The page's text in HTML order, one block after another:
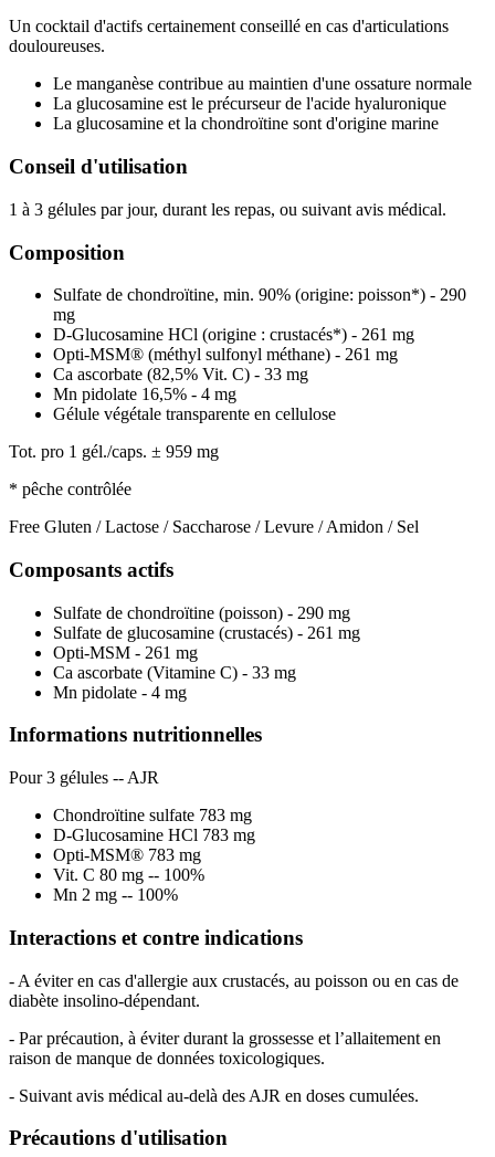
Un cocktail d'actifs certainement conseillé en cas d'articulations
douloureuses.
Le manganèse contribue au maintien d'une ossature normale
La glucosamine est le précurseur de l'acide hyaluronique
La glucosamine et la chondroïtine sont d'origine marine
Conseil d'utilisation
1 à 3 gélules par jour, durant les repas, ou suivant avis médical.
Composition
Sulfate de chondroïtine, min. 90% (origine: poisson*) - 290
mg
D-Glucosamine HCl (origine : crustacés*) - 261 mg
Opti-MSM® (méthyl sulfonyl méthane) - 261 mg
Ca ascorbate (82,5% Vit. C) - 33 mg
Mn pidolate 16,5% - 4 mg
Gélule végétale transparente en cellulose
Tot. pro 1 gél./caps. ± 959 mg
* pêche contrôlée
Free Gluten / Lactose / Saccharose / Levure / Amidon / Sel
Composants actifs
Sulfate de chondroïtine (poisson) - 290 mg
Sulfate de glucosamine (crustacés) - 261 mg
Opti-MSM - 261 mg
Ca ascorbate (Vitamine C) - 33 mg
Mn pidolate - 4 mg
Informations nutritionnelles
Pour 3 gélules -- AJR
Chondroïtine sulfate 783 mg
D-Glucosamine HCl 783 mg
Opti-MSM® 783 mg
Vit. C 80 mg -- 100%
Mn 2 mg -- 100%
Interactions et contre indications
- A éviter en cas d'allergie aux crustacés, au poisson ou en cas de
diabète insolino-dépendant.
- Par précaution, à éviter durant la grossesse et l’allaitement en
raison de manque de données toxicologiques.
- Suivant avis médical au-delà des AJR en doses cumulées.
Précautions d'utilisation